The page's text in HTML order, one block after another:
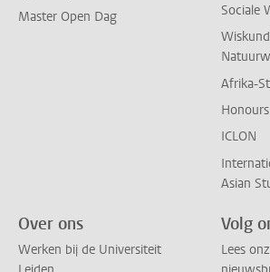
Master Open Dag
Sociale
Afrika-
ICLON
Asian
Over ons
Werken bij de Universiteit
Volg
Lees